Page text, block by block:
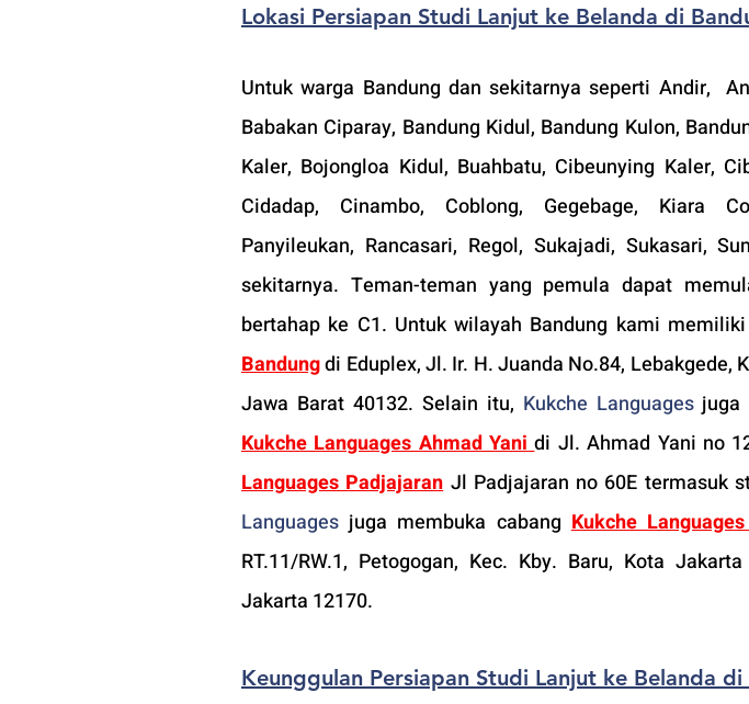
Lokasi Persiapan Studi Lanjut ke Belanda di
Untuk warga Bandung dan sekitarnya seperti Andir,
Babakan Ciparay, Bandung Kidul, Bandung Kulon,
Kaler, Bojongloa Kidul, Buahbatu, Cibeunying Kaler,
Cidadap, Cinambo, Coblong, Gegebage, Kiara
Panyileukan, Rancasari, Regol, Sukajadi, Sukasari,
sekitarnya. Teman-teman yang pemula dapat
bertahap ke C1. Untuk wilayah Bandung kami
Bandungdi Eduplex, Jl. Ir. H. Juanda No.84, Lebakgede,
Jawa Barat 40132. Selain itu, Kukche Languages juga
Kukche Languages Ahmad Yani di Jl. Ahmad Yani no
Languages Padjajaran Jl Padjajaran no 60E termasuk
Languages juga membuka cabang Kukche
RT.11/RW.1, Petogogan, Kec. Kby. Baru, Kota
Jakarta 12170.
Keunggulan Persiapan Studi Lanjut ke Belanda di